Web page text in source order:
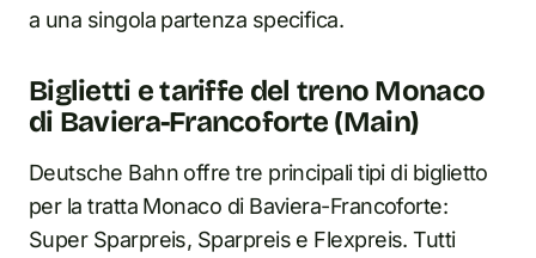
a una singola partenza specifica.
Biglietti e tariffe del treno Monaco
di Baviera-Francoforte (Main)
Deutsche Bahn offre tre principali tipi di biglietto
per la tratta Monaco di Baviera-Francoforte:
Super Sparpreis, Sparpreis e Flexpreis. Tutti